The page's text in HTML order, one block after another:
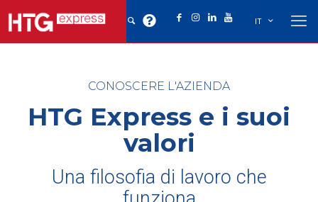
IT
CONOSCERE L'AZIENDA
HTG Express e i suoi
valori
Una filosofia di lavoro che